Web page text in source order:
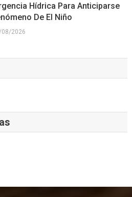
Hídrica Para Anticiparse
De El Niño
08/2026